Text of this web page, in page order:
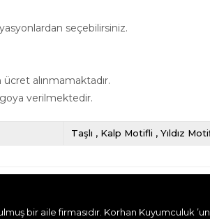
seçebilirsiniz.
alınmamaktadır.
verilmektedir.
Taşlı Kalp Motifli Yıldız
bir aile firmasıdır. Korhan Kuyumculuk